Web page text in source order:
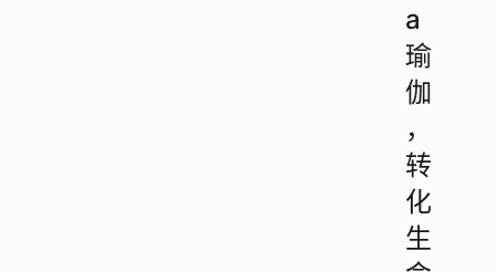
a
瑜
伽
，
转
化
生